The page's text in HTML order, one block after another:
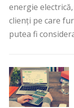
energie
clienți pe care
putea fi